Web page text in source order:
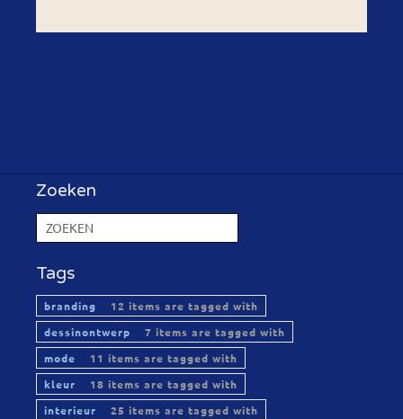
Zoeken
Tags
branding
12 items are tagged with
dessinontwerp
7 items are tagged with
mode
11 items are tagged with
kleur
18 items are tagged with
interieur
25 items are tagged with